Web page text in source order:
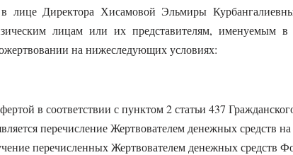
лице Директора Хисамовой Эльмиры
лицам или их представителям, именуемым в
на нижеследующих условиях:
в соответствии с пунктом 2 статьи 437
перечисление Жертвователем денежных средств
перечисленных Жертвователем денежных средств